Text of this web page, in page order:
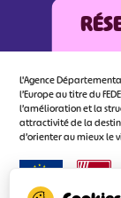
L'Agence
l’Europe au titre du
l’amélioration et la
attractivité de la
d’orienter au mieux le